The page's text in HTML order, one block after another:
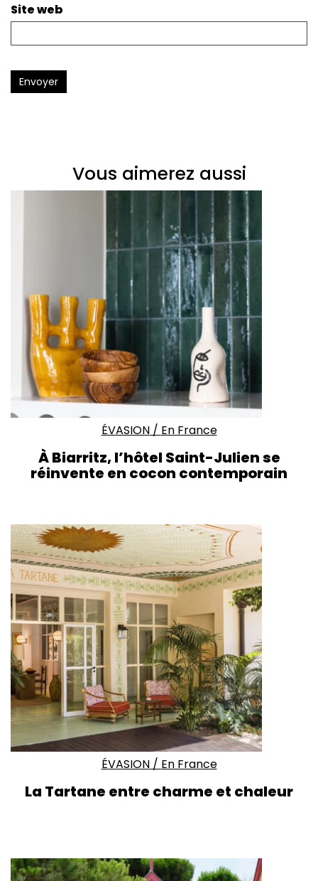
Site web
Envoyer
Vous aimerez aussi
ÉVASION/ En France
À Biarritz, l’hôtel Saint-Julien se
réinvente en cocon contemporain
ÉVASION/ En France
La Tartane entre charme et chaleur